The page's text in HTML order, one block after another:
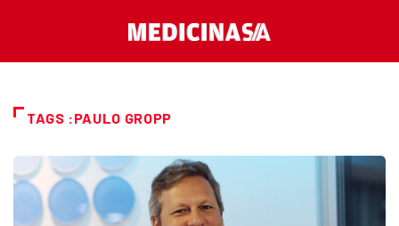
TAGS :PAULO GROPP